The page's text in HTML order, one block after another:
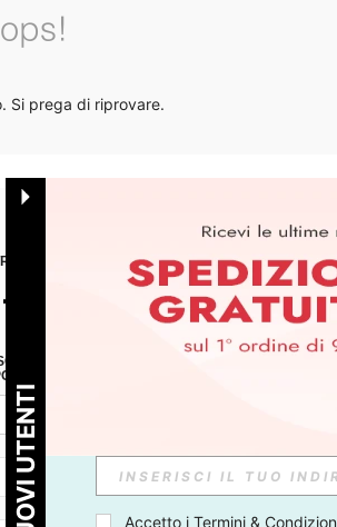
Si prega di riprovare.
SU APP
ALLA NOSTRA NEWSLETTER PER
ANNULLARE LA SOTTOSCRIZIONE IN
IT + 39
Accetto i Termini &